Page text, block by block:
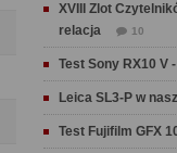
XVIII Zlot
relacja
10
Test Sony RX10 V
Leica SL3-P w
Test Fujifilm GFX